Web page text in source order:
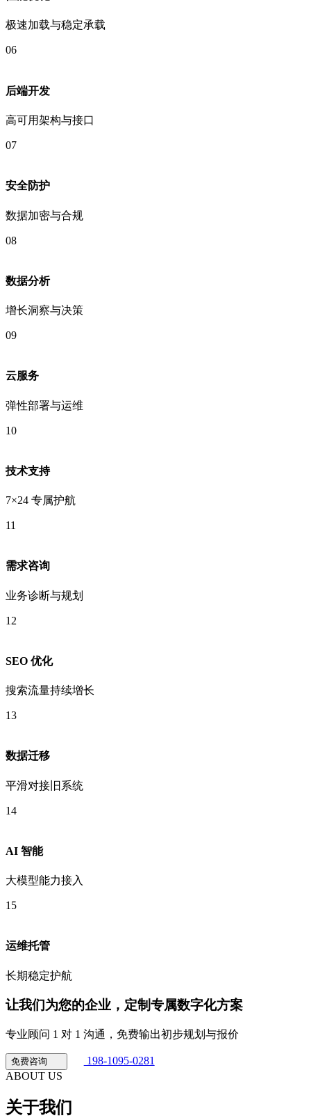
极速加载与稳定承载
06
后端开发
高可用架构与接口
07
安全防护
数据加密与合规
08
数据分析
增长洞察与决策
09
云服务
弹性部署与运维
10
技术支持
7×24 专属护航
11
需求咨询
业务诊断与规划
12
SEO 优化
搜索流量持续增长
13
数据迁移
平滑对接旧系统
14
AI 智能
大模型能力接入
15
运维托管
长期稳定护航
让我们为您的企业，定制专属数字化方案
专业顾问 1 对 1 沟通，免费输出初步规划与报价
免费咨询
198-1095-0281
ABOUT US
关于我们